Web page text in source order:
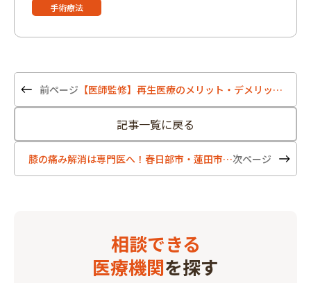
手術療法
【医師監修】再生医療のメリット・デメリットとは？関節痛に対する再生医療についても解説
記事一覧に戻る
膝の痛み解消は専門医へ！春日部市・蓮田市・吉川市で評判のいい整形外科5選
相談できる
医療機関を探す